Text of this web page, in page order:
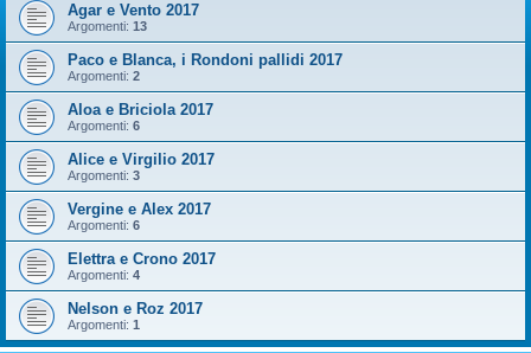
Agar e Vento 2017
Argomenti: 13
Paco e Blanca, i Rondoni pallidi 2017
Argomenti: 2
Aloa e Briciola 2017
Argomenti: 6
Alice e Virgilio 2017
Argomenti: 3
Vergine e Alex 2017
Argomenti: 6
Elettra e Crono 2017
Argomenti: 4
Nelson e Roz 2017
Argomenti: 1